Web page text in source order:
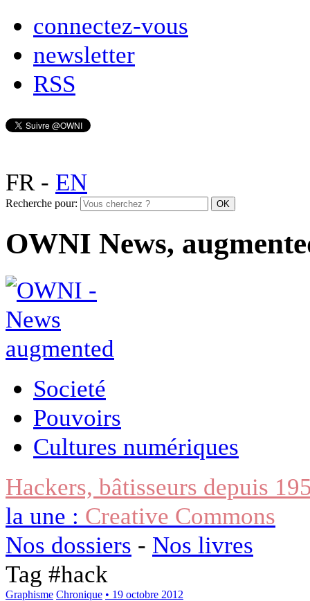
connectez-vous
newsletter
RSS
FR- EN
Recherche pour:
OWNI News,
Societé
Pouvoirs
Cultures numériques
Hackers, bâtisseurs depuis
la une : Creative Commons
Nos dossiers - Nos livres
Tag #hack
Graphisme Chronique • 19 octobre 2012